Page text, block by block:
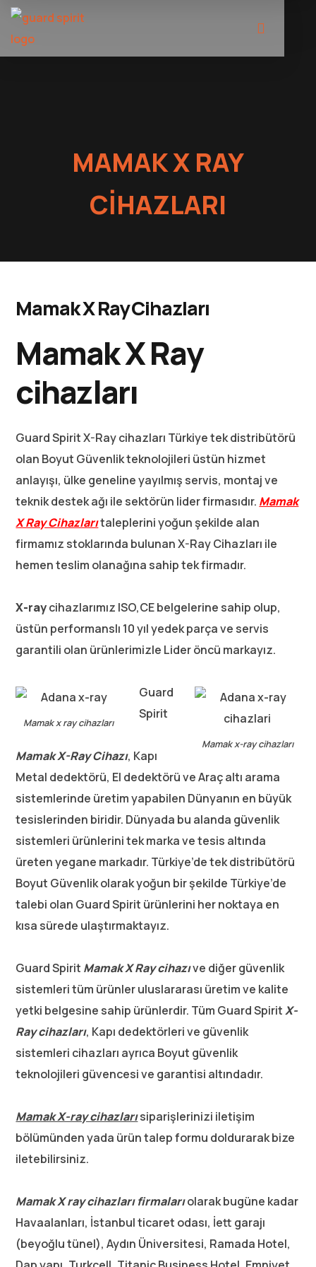
MAMAK X RAY
CIHAZLARI
Mamak X Ray Cihazları
Mamak X Ray
cihazları
Guard Spirit X-Ray cihazları Türkiye tek distribütörü
olan Boyut Güvenlik teknolojileri üstün hizmet
anlayışı, ülke geneline yayılmış servis, montaj ve
teknik destek ağı ile sektörün lider firmasıdır. Mamak
X Ray Cihazlarıtaleplerini yoğun şekilde alan
firmamız stoklarında bulunan X-Ray Cihazları ile
hemen teslim olanağına sahip tek firmadır.
X-raycihazlarımız ISO,CE belgelerine sahip olup,
üstün performanslı 10 yıl yedek parça ve servis
garantili olan ürünlerimizle Lider öncü markayız.
Mamak x ray cihazları
Mamak x-ray cihazları
Guard
Spirit
MamakX-Ray Cihazı, Kapı
Metal dedektörü, El dedektörü ve Araç altı arama
sistemlerinde üretim yapabilen Dünyanın en büyük
tesislerinden biridir. Dünyada bu alanda güvenlik
sistemleri ürünlerini tek marka ve tesis altında
üreten yegane markadır. Türkiye’de tek distribütörü
Boyut Güvenlik olarak yoğun bir şekilde Türkiye’de
talebi olan Guard Spirit ürünlerini her noktaya en
kısa sürede ulaştırmaktayız.
Guard Spirit MamakX Ray cihazıve diğer güvenlik
sistemleri tüm ürünler uluslararası üretim ve kalite
yetki belgesine sahip ürünlerdir. Tüm Guard SpiritX-
Ray cihazları, Kapı dedektörleri ve güvenlik
sistemleri cihazları ayrıca Boyut güvenlik
teknolojileri güvencesi ve garantisi altındadır.
Mamak X-ray cihazlarısiparişlerinizi iletişim
bölümünden yada ürün talep formu doldurarak bize
iletebilirsiniz.
Mamak X ray cihazları firmalarıolarak bugüne kadar
Havaalanları, İstanbul ticaret odası, İett garajı
(beyoğlu tünel), Aydın Üniversitesi, Ramada Hotel,